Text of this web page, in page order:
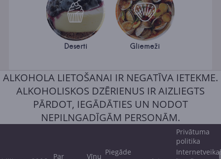
Deserti Gliemeži
ALKOHOLA LIETOŠANAI IR NEGATĪVA IETEKME.
ALKOHOLISKOS DZĒRIENUS IR AIZLIEGTS
PĀRDOT, IEGĀDĀTIES UN NODOT
NEPILNGADĪGĀM PERSONĀM.
Par Vīnu Piegāde
Privātuma
politika